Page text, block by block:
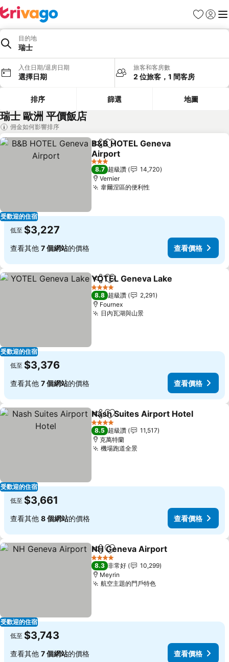
我的最愛
登入 選
目的地
瑞士
入住日期/退房日期
選擇日期
旅客和客房數
2 位旅客，1 間客房
排序 篩選 地圖
瑞士 歐洲 平價飯店
佣金如何影響排序
受歡迎的住宿
分享 加入我的最愛
B&B HOTEL Geneva
Airport
查看價格
3 星級
8.7 超級讚
14,720
Vernier
韋爾涅區的便利性查看價格
低至 $3,227
查看其他 7 個網站的價格 查看價格
受歡迎的住宿
分享 加入我的最愛
YOTEL Geneva Lake
4 星級
8.8 超級讚
2,291
Fournex
日內瓦湖與山景查看價格
低至 $3,376
查看其他 7 個網站的價格 查看價格
受歡迎的住宿
分享 加入我的最愛
Nash Suites Airport Hotel
4 星級
8.5 超級讚
11,517
克萬特蘭
機場跑道全景查看價格
低至 $3,661
查看其他 8 個網站的價格 查看價格
受歡迎的住宿
分享 加入我的最愛
NH Geneva Airport
4 星級
8.3 非常好
10,299
Meyrin
航空主題的門戶特色查看價格
低至 $3,743
查看其他 7 個網站的價格 查看價格